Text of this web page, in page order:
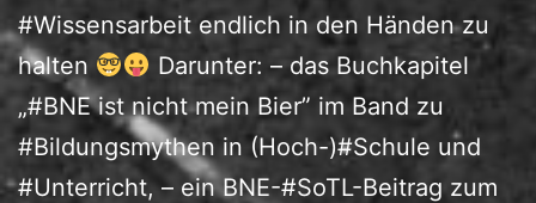
#Wissensarbeit endlich in den Händen zu
halten
Darunter: – das Buchkapitel
„#BNE ist nicht mein Bier” im Band zu
#Bildungsmythen in (Hoch-)#Schule und
#Unterricht, – ein BNE-#SoTL-Beitrag zum